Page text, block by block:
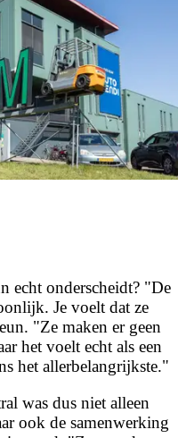
echt onderscheidt? "De
Je voelt dat ze
"Ze maken er geen
het voelt echt als een
het allerbelangrijkste."
was dus niet alleen
ook de samenwerking